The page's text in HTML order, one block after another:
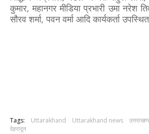
कुमार, महानगर मीडिया प्रभारी उमा नरेश
सौरव शर्मा, पवन वर्मा आदि कार्यकर्ता
Tags: Uttarakhand Uttarakhand news
देहरादून